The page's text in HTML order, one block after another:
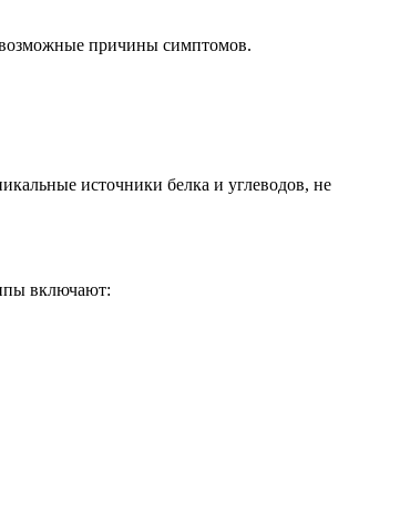
причины симптомов.
источники белка и углеводов, не
включают: